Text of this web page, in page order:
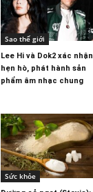
Sao thế giới
Lee Hi và Dok2 xác nhận
hẹn hò, phát hành sản
phẩm âm nhạc chung
Sức khỏe